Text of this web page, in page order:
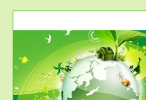
服务范围
废气测试